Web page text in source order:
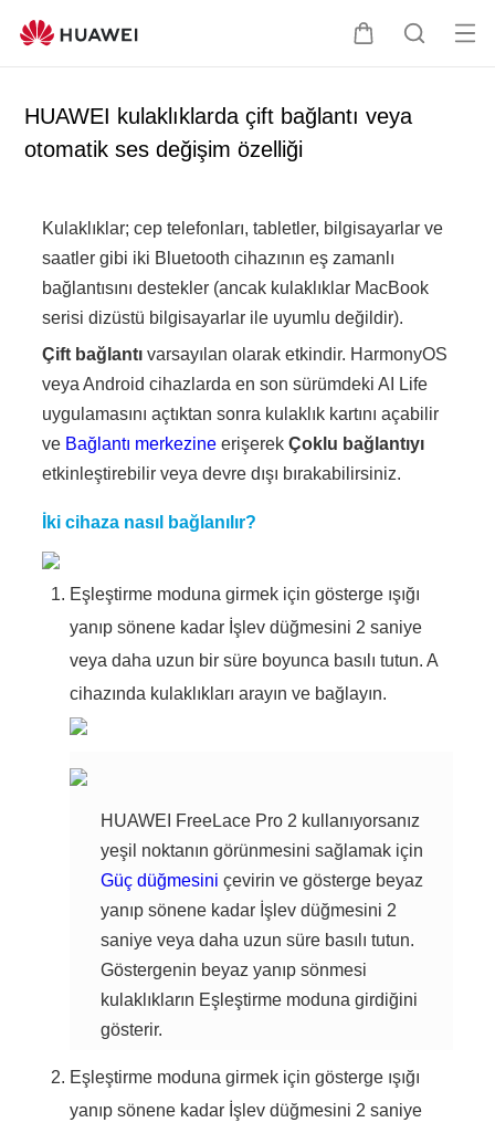
S
e
A
ş
Me
HUAWEI kulaklıklarda çift bağlantı veya
otomatik ses değişim özelliği
Kulaklıklar; cep telefonları, tabletler, bilgisayarlar ve
saatler gibi iki Bluetooth cihazının eş zamanlı
bağlantısını destekler (ancak kulaklıklar MacBook
serisi dizüstü bilgisayarlar ile uyumlu değildir).
Çift bağlantı varsayılan olarak etkindir. HarmonyOS
veya Android cihazlarda en son sürümdeki AI Life
uygulamasını açtıktan sonra kulaklık kartını açabilir
ve Bağlantı merkezine erişerekÇoklu bağlantıyı
etkinleştirebilir veya devre dışı bırakabilirsiniz.
İki cihaza nasıl bağlanılır?
Eşleştirme moduna girmek için gösterge ışığı
yanıp sönene kadar İşlev düğmesini 2 saniye
veya daha uzun bir süre boyunca basılı tutun. A
cihazında kulaklıkları arayın ve bağlayın.
HUAWEI FreeLace Pro 2 kullanıyorsanız
yeşil noktanın görünmesini sağlamak için
Güç düğmesini çevirin ve gösterge beyaz
yanıp sönene kadar İşlev düğmesini 2
saniye veya daha uzun süre basılı tutun.
Göstergenin beyaz yanıp sönmesi
kulaklıkların Eşleştirme moduna girdiğini
gösterir.
Eşleştirme moduna girmek için gösterge ışığı
yanıp sönene kadar İşlev düğmesini 2 saniye